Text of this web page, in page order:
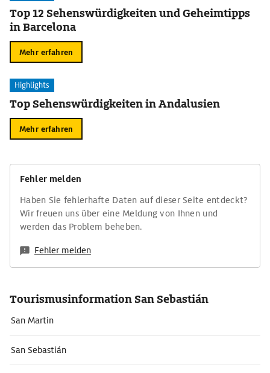
Top 12 Sehenswürdigkeiten und Geheimtipps
in Barcelona
Mehr erfahren
Highlights
Top Sehenswürdigkeiten in Andalusien
Mehr erfahren
Fehler melden
Haben Sie fehlerhafte Daten auf dieser Seite entdeckt?
Wir freuen uns über eine Meldung von Ihnen und
werden das Problem beheben.
Fehler melden
Tourismusinformation San Sebastián
San Martin
San Sebastián